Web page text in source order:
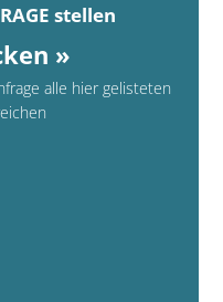
stellen
»
alle hier gelisteten